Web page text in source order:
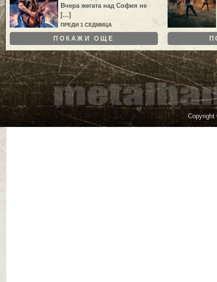
Вчера жегата над София не
[…]
ПРЕДИ 1 СЕДМИЦА
ПОКАЖИ ОЩЕ